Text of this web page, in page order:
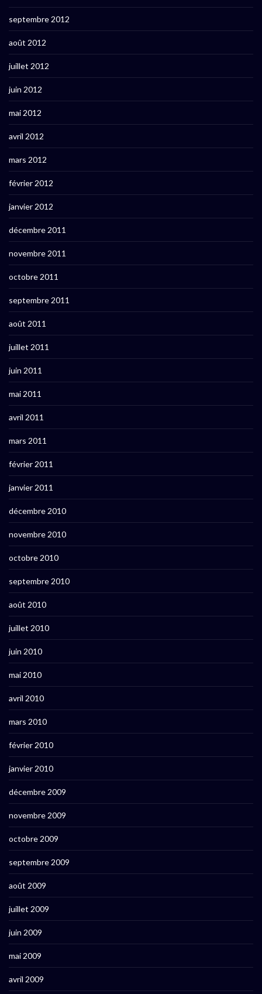
septembre 2012
août 2012
juillet 2012
juin 2012
mai 2012
avril 2012
mars 2012
février 2012
janvier 2012
décembre 2011
novembre 2011
octobre 2011
septembre 2011
août 2011
juillet 2011
juin 2011
mai 2011
avril 2011
mars 2011
février 2011
janvier 2011
décembre 2010
novembre 2010
octobre 2010
septembre 2010
août 2010
juillet 2010
juin 2010
mai 2010
avril 2010
mars 2010
février 2010
janvier 2010
décembre 2009
novembre 2009
octobre 2009
septembre 2009
août 2009
juillet 2009
juin 2009
mai 2009
avril 2009